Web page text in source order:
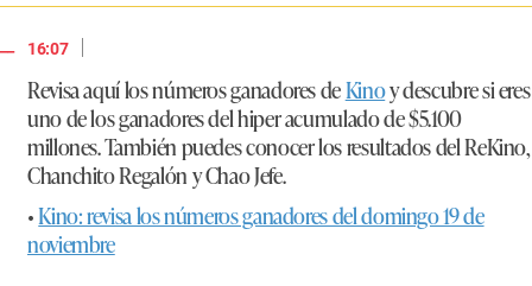
16:07
|
Revisa aquí los números ganadores deKinoy descubre si eres
uno de los ganadores del hiper acumulado de $5.100
millones. También puedes conocer los resultados del ReKino,
Chanchito Regalón y Chao Jefe.
•Kino: revisa los números ganadores del domingo 19 de
noviembre